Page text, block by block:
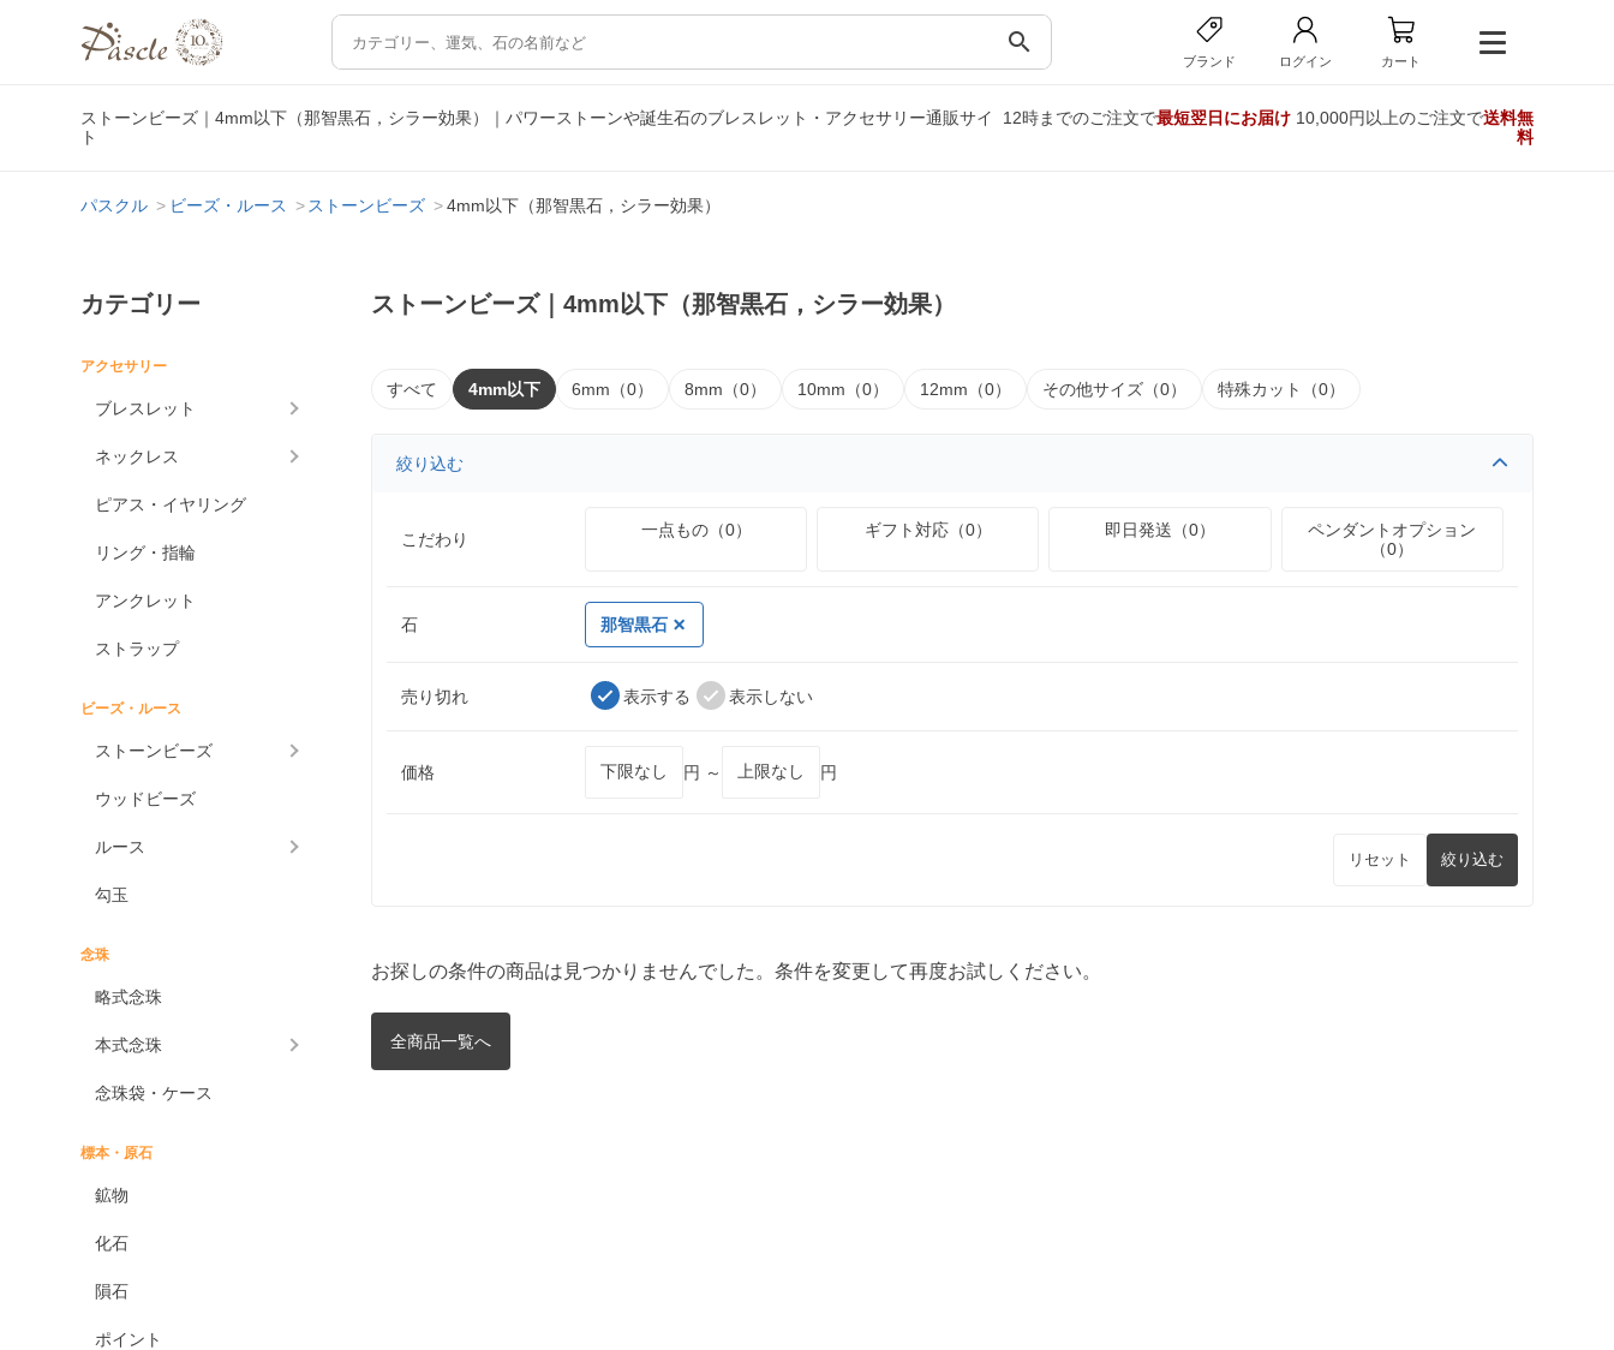
search
ブランド ログイン カート
ストーンビーズ｜4mm以下（那智黒石，シラー効果）｜パワーストーンや誕生石のブレスレット・アクセサリー通販サイ
ト
12時までのご注文で最短翌日にお届け10,000円以上のご注文で送料無
料
パスクル ビーズ・ルース ストーンビーズ 4mm以下（那智黒石，シラー効果）
カテゴリー
アクセサリー
ブレスレット
ネックレス
ピアス・イヤリング
リング・指輪
アンクレット
ストラップ
ビーズ・ルース
ストーンビーズ
ウッドビーズ
ルース
勾玉
念珠
略式念珠
本式念珠
念珠袋・ケース
標本・原石
鉱物
化石
隕石
ポイント
ストーンビーズ｜4mm以下（那智黒石，シラー効果）
すべて 4mm以下 6mm（0） 8mm（0） 10mm（0） 12mm（0） その他サイズ（0） 特殊カット（0）
絞り込む
こだわり 一点もの（0） ギフト対応（0） 即日発送（0）
ペンダントオプション
（0）
石 那智黒石
売り切れ 表示する 表示しない
価格 円 ～ 円
リセット 絞り込む
お探しの条件の商品は見つかりませんでした。条件を変更して再度お試しください。
全商品一覧へ